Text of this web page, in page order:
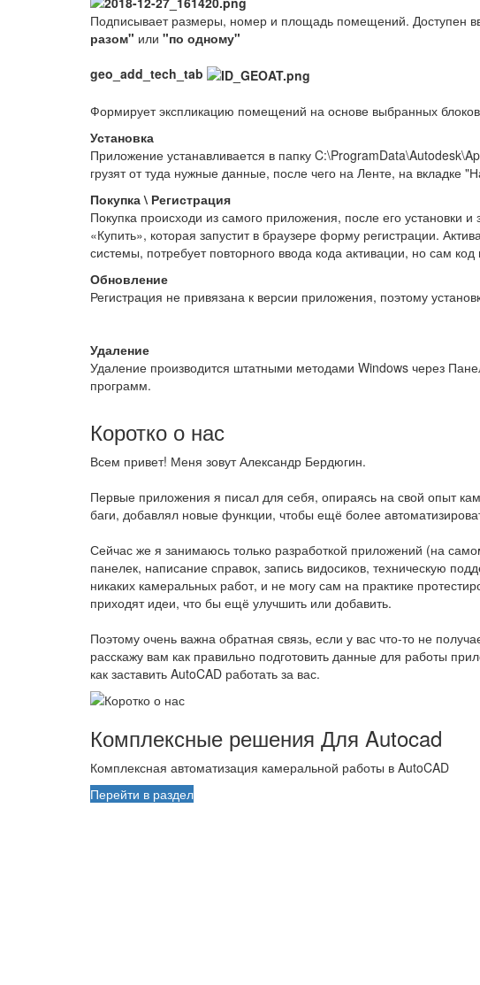
Подписывает размеры, номер и площадь помещений. Доступен
разом" или "по одному"
geo_add_tech_tab
Формирует экспликацию помещений на основе выбранных
Установка
Приложение устанавливается в папку
грузят от туда нужные данные, после чего на Ленте, на вкладке
Покупка \ Регистрация
Покупка происходи из самого приложения, после его установки
«Купить», которая запустит в браузере форму регистрации.
системы, потребует повторного ввода кода активации, но сам
Обновление
Регистрация не привязана к версии приложения, поэтому
Удаление
Удаление производится штатными методами Windows через
программ.
Коротко о нас
Всем привет! Меня зовут Александр Бердюгин.
Первые приложения я писал для себя, опираясь на свой опыт
баги, добавлял новые функции, чтобы ещё более
Сейчас же я занимаюсь только разработкой приложений (на
панелек, написание справок, запись видосиков, техническую
никаких камеральных работ, и не могу сам на практике
приходят идеи, что бы ещё улучшить или добавить.
Поэтому очень важна обратная связь, если у вас что-то не
расскажу вам как правильно подготовить данные для работы
как заставить AutoCAD работать за вас.
Комплексные решения Для Autocad
Комплексная автоматизация камеральной работы в AutoCAD
Перейти в раздел